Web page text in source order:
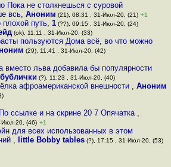
Пока не столкнешься с суровой
всь,Аноним (21), 08:31 , 31-Июл-20, (21) +1
плохой путь, 1(??), 09:15 , 31-Июл-20, (24)
(ok), 11:11 , 31-Июл-20, (33)
пользуются Дома всё, во что можно
(29), 11:41 , 31-Июл-20, (42)
вместо льва добавила бы популярности
бублички (?), 11:23 , 31-Июл-20, (40)
афроамериканской внешности , Аноним
ссылке и на скрине 20 7 Опячатка ,
Июл-20, (46) +1
для всех использованных в этом
, little Bobby tables (?), 17:15 , 31-Июл-20, (53)